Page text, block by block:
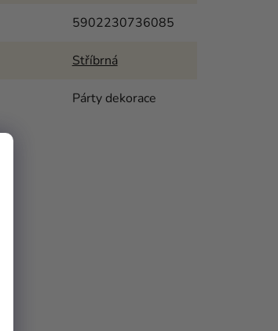
5902230736085
Stříbrná
Párty dekorace